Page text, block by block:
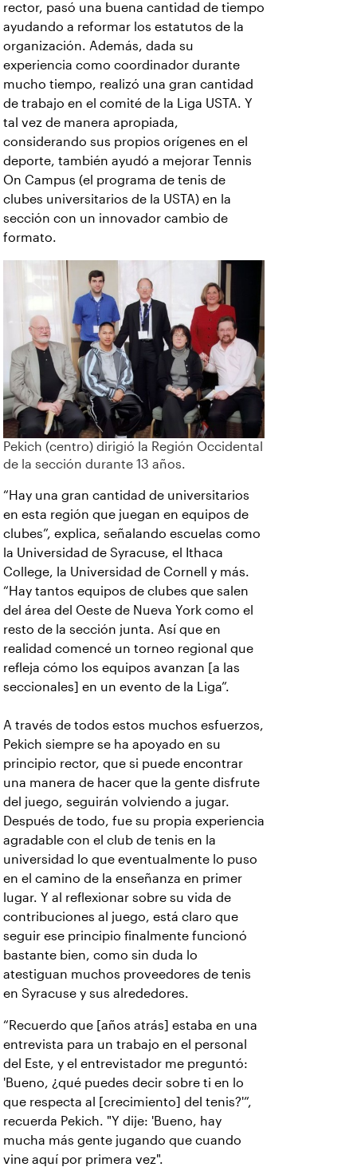
rector, pasó una buena cantidad de tiempo
ayudando a reformar los estatutos de la
organización. Además, dada su
experiencia como coordinador durante
mucho tiempo, realizó una gran cantidad
de trabajo en el comité de la Liga USTA. Y
tal vez de manera apropiada,
considerando sus propios orígenes en el
deporte, también ayudó a mejorar Tennis
On Campus (el programa de tenis de
clubes universitarios de la USTA) en la
sección con un innovador cambio de
formato.
Pekich (centro) dirigió la Región Occidental
de la sección durante 13 años.
“Hay una gran cantidad de universitarios
en esta región que juegan en equipos de
clubes”, explica, señalando escuelas como
la Universidad de Syracuse, el Ithaca
College, la Universidad de Cornell y más.
“Hay tantos equipos de clubes que salen
del área del Oeste de Nueva York como el
resto de la sección junta. Así que en
realidad comencé un torneo regional que
refleja cómo los equipos avanzan [a las
seccionales] en un evento de la Liga”.
A través de todos estos muchos esfuerzos,
Pekich siempre se ha apoyado en su
principio rector, que si puede encontrar
una manera de hacer que la gente disfrute
del juego, seguirán volviendo a jugar.
Después de todo, fue su propia experiencia
agradable con el club de tenis en la
universidad lo que eventualmente lo puso
en el camino de la enseñanza en primer
lugar. Y al reflexionar sobre su vida de
contribuciones al juego, está claro que
seguir ese principio finalmente funcionó
bastante bien, como sin duda lo
atestiguan muchos proveedores de tenis
en Syracuse y sus alrededores.
“Recuerdo que [años atrás] estaba en una
entrevista para un trabajo en el personal
del Este, y el entrevistador me preguntó:
'Bueno, ¿qué puedes decir sobre ti en lo
que respecta al [crecimiento] del tenis?'”,
recuerda Pekich. "Y dije: 'Bueno, hay
mucha más gente jugando que cuando
vine aquí por primera vez".